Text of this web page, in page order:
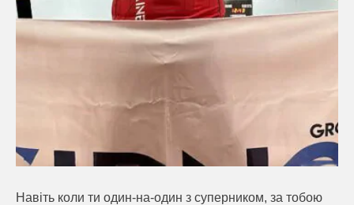
Навіть коли ти один-на-один з суперником, за тобою